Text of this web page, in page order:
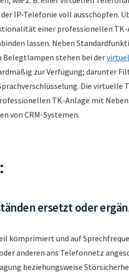
IP-Telefonie voll ausschöpfen.
einer professionellen TK-
lassen. Neben
Belegtlampen stehen bei der
zur Verfügung; darunter
Die virtuelle
TK-Anlage mit
von CRM-Systemen.
ersetzt oder
komprimiert und auf
anderen ans Telefonnetz
beziehungsweise